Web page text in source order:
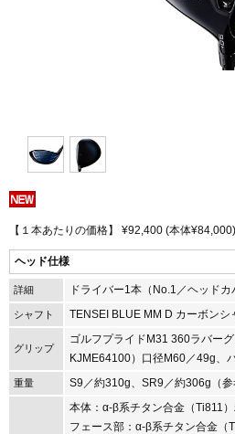
【１本あたりの価格】 ¥92,400 (本体¥84,000)
ヘッド仕様
詳細 ドライバー1本（No.1／ヘッドカ
シャフト TENSEI BLUE MM D カーボンシ
グリップ
ゴルフプライドM31 360ラバー
KJME64100）口径M60／49g、
重量 S9／約310g、SR9／約306g（参
本体：α-β系チタン合金（Ti811
フェース部：α-β系チタン合金